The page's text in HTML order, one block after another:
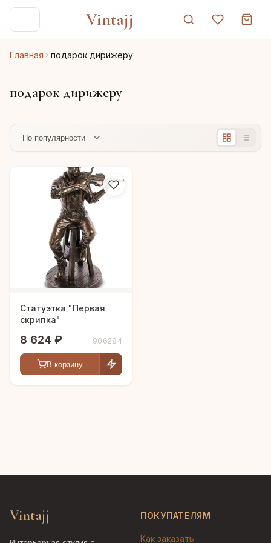
Vintajj
Главная подарок дирижеру
подарок дирижеру
Статуэтка "Первая
скрипка"
8 624 ₽ 906284
В корзину
Vintajj ПОКУПАТЕЛЯМ
Как заказать